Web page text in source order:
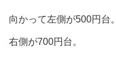
向かって左側が500円台。
右側が700円台。